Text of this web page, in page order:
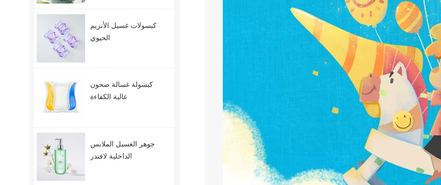
كبسولات غسيل الأنزيم
الحيوي
كبسولة غسالة صحون
عالية الكفاءة
جوهر الغسيل الملابس
الداخلية لافندر